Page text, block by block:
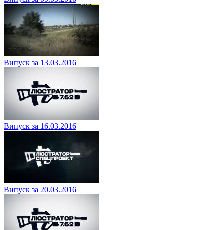
Випуск за 13.03.2016
Випуск за 16.03.2016
Випуск за 20.03.2016